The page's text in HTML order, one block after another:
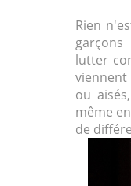
Rien
lutter
ou
même
de